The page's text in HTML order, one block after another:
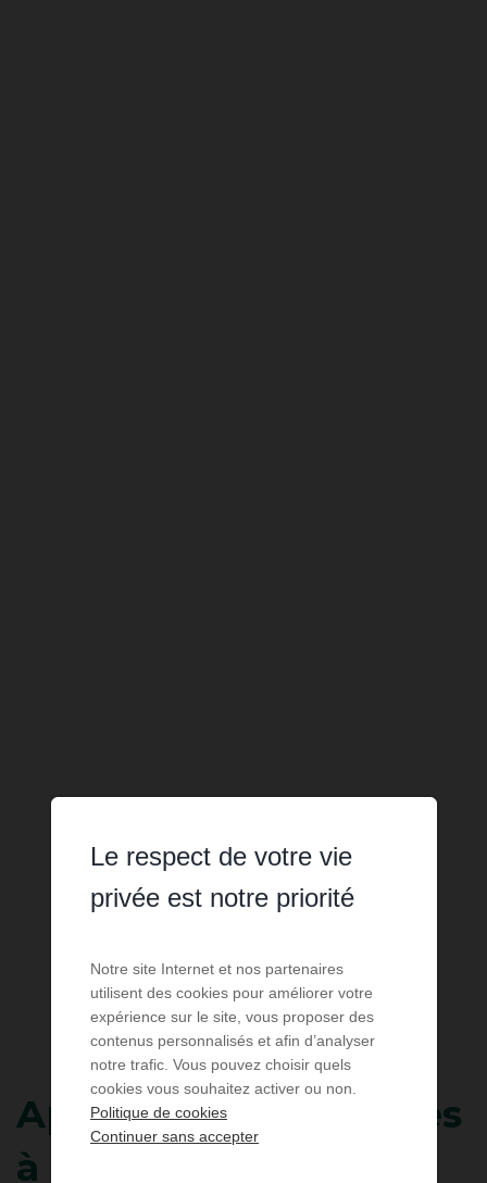
Appartement
3 pièces
à louer pour les
Le respect de votre vie
privée est notre priorité
Notre site Internet et nos partenaires
utilisent des cookies pour améliorer votre
expérience sur le site, vous proposer des
contenus personnalisés et afin d’analyser
notre trafic. Vous pouvez choisir quels
cookies vous souhaitez activer ou non.
Politique de cookies
Continuer sans accepter